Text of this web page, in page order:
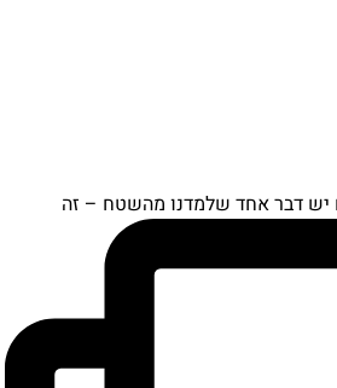
דבר אחד שלמדנו מהשטח – זה